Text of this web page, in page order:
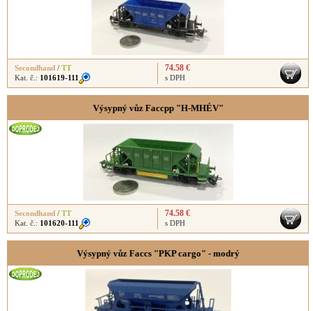
Secondhand / TT
Kat. č.: 101619-111
74.58 €
s DPH
Výsypný vůz Faccpp "H-MHÉV"
Secondhand / TT
Kat. č.: 101620-111
74.58 €
s DPH
Výsypný vůz Faccs "PKP cargo" - modrý